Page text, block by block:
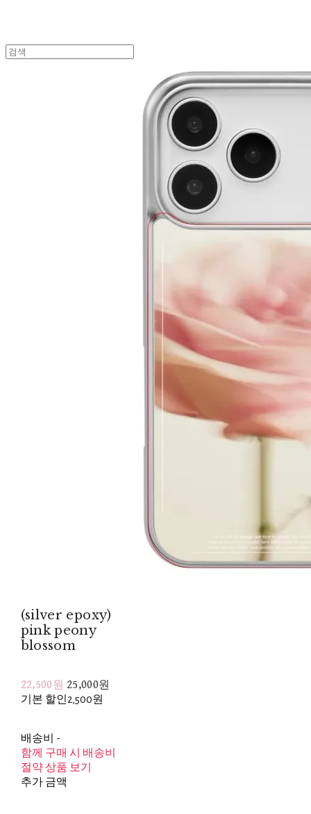
(silver epoxy)
pink peony
blossom
22,500원 25,000원
기본 할인 2,500원
배송비 -
함께 구매 시 배송비
절약 상품 보기
추가 금액